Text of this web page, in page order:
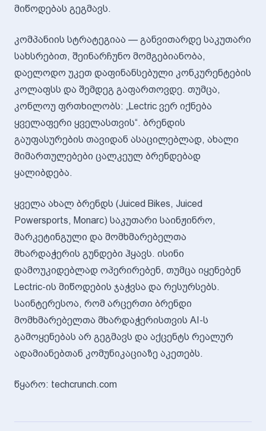
მიწოდებას გეგმავს.
კომპანიის სტრატეგიაა — განვითარდე საკუთარი
სახსრებით, შეინარჩუნო მომგებიანობა,
დაელოდო უკეთ დაფინანსებული კონკურენტების
კოლაფსს და შემდეგ გაფართოვდე. თუმცა,
კონლოუ ფრთხილობს: „Lectric ვერ იქნება
ყველაფერი ყველასთვის“. ბრენდის
გაუფასურების თავიდან ასაცილებლად, ახალი
მიმართულებები ცალკეულ ბრენდებად
ყალიბდება.
ყველა ახალ ბრენდს (Juiced Bikes, Juiced
Powersports, Monarc) საკუთარი საინჟინრო,
მარკეტინგული და მომხმარებელთა
მხარდაჭერის გუნდები ჰყავს. ისინი
დამოუკიდებლად ოპერირებენ, თუმცა იყენებენ
Lectric-ის მიწოდების ჯაჭვსა და რესურსებს.
საინტერესოა, რომ არცერთი ბრენდი
მომხმარებელთა მხარდაჭერისთვის AI-ს
გამოყენებას არ გეგმავს და აქცენტს რეალურ
ადამიანებთან კომუნიკაციაზე აკეთებს.
წყარო: techcrunch.com